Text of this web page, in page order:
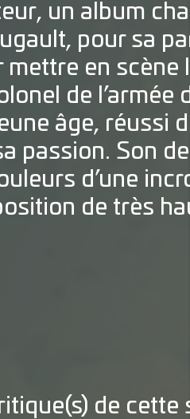
un album
pour sa
mettre en
de l’armée
âge, réussi
passion. Son
d’une
de très
de cette